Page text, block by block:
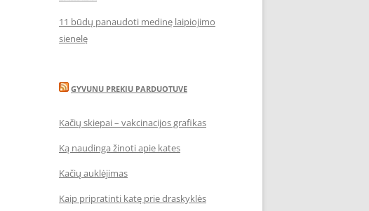
11 būdų panaudoti medinę laipiojimo
sienelę
GYVUNU PREKIU PARDUOTUVE
Kačių skiepai – vakcinacijos grafikas
Ką naudinga žinoti apie kates
Kačių auklėjimas
Kaip pripratinti katę prie draskyklės